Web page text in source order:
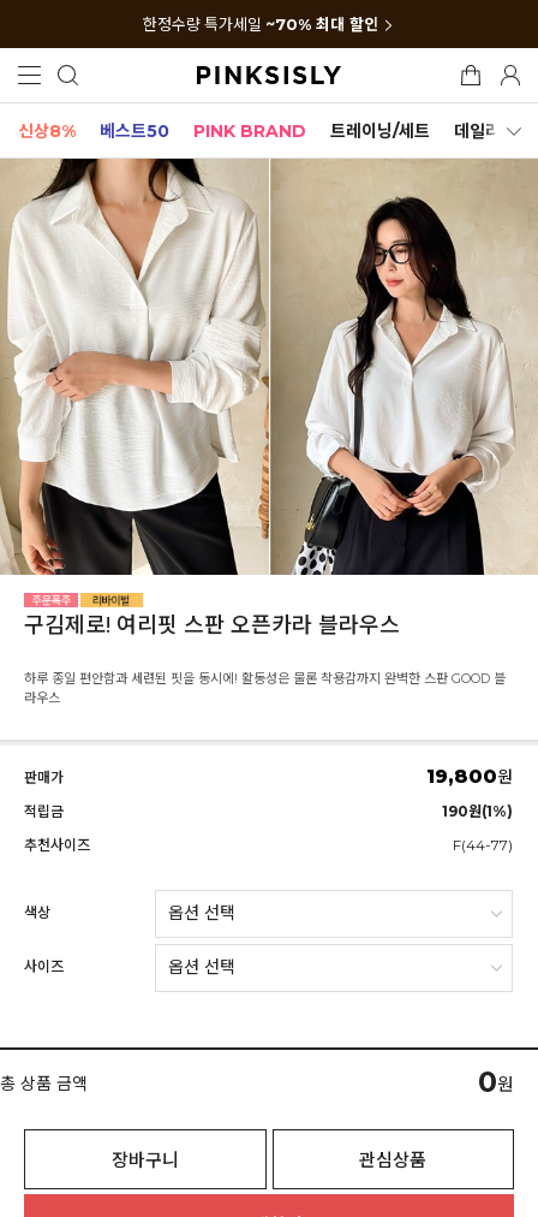
한정수량 특가세일 ~70% 최대 할인
신상8% 베스트50 PINK BRAND 트레이닝/세트 데일리세트
구김제로! 여리핏 스판 오픈카라 블라우스
하루 종일 편안함과 세련된 핏을 동시에! 활동성은 물론 착용감까지 완벽한 스판 GOOD 블
라우스
판매가 19,800원
적립금
190원(1%)
추천사이즈
F(44-77)
색상
사이즈
총 상품 금액 0원
장바구니 관심상품